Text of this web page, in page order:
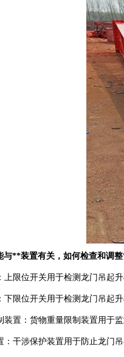
与**装置有关，如何检查和调
上限位开关用于检测龙门吊起
下限位开关用于检测龙门吊起
装置：货物重量限制装置用于
：干涉保护装置用于防止龙门